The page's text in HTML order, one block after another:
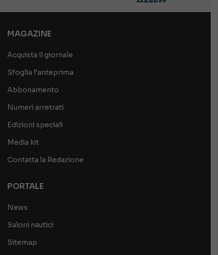
MAGAZINE
Acquista il giornale
Sfoglia l’anteprima
Abbonamento
Numeri arretrati
Edizioni speciali
Media kit
Contatta la Redazione
PORTALE
News
Saloni nautici
Sitemap